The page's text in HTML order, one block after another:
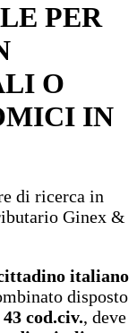
PER
O
IN
di ricerca in
Ginex &
italiano
disposto
cod.civ., deve